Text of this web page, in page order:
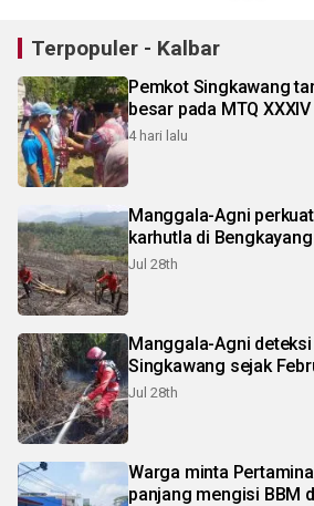
Terpopuler - Kalbar
Pemkot Singkawang
besar pada MTQ
4 hari lalu
Manggala-Agni
karhutla di Bengkayang
Jul 28th
Manggala-Agni
Singkawang sejak
Jul 28th
Warga minta
panjang mengisi BBM